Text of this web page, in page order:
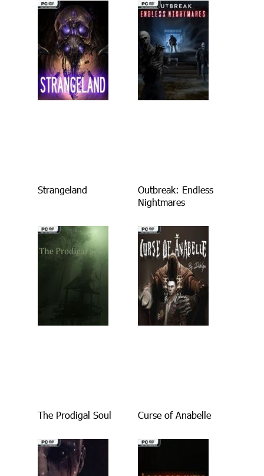
Strangeland
Outbreak: Endless
Nightmares
The Prodigal Soul Curse of Anabelle